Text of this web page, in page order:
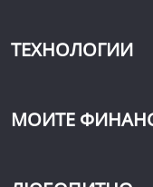
ТЕХНОЛОГИИ
МОИТЕ